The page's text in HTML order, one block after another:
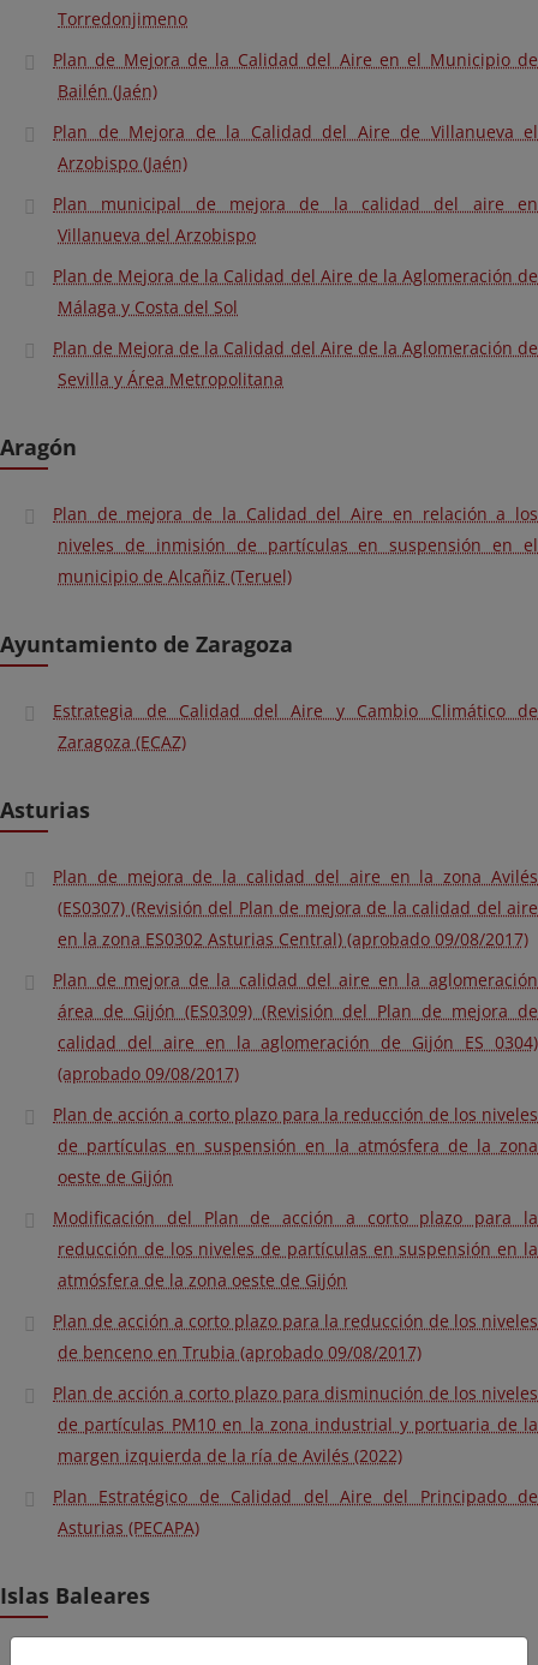
Torredonjimeno
Plan de Mejora de la Calidad del Aire en el Municipio de
Bailén (Jaén)
Plan de Mejora de la Calidad del Aire de Villanueva el
Arzobispo (Jaén)
Plan municipal de mejora de la calidad del aire en
Villanueva del Arzobispo
Plan de Mejora de la Calidad del Aire de la Aglomeración de
Málaga y Costa del Sol
Plan de Mejora de la Calidad del Aire de la Aglomeración de
Sevilla y Área Metropolitana
Aragón
Plan de mejora de la Calidad del Aire en relación a los
niveles de inmisión de partículas en suspensión en el
municipio de Alcañiz (Teruel)
Ayuntamiento de Zaragoza
Estrategia de Calidad del Aire y Cambio Climático de
Zaragoza (ECAZ)
Asturias
Plan de mejora de la calidad del aire en la zona Avilés
(ES0307) (Revisión del Plan de mejora de la calidad del aire
en la zona ES0302 Asturias Central) (aprobado 09/08/2017)
Plan de mejora de la calidad del aire en la aglomeración
área de Gijón (ES0309) (Revisión del Plan de mejora de
calidad del aire en la aglomeración de Gijón ES 0304)
(aprobado 09/08/2017)
Plan de acción a corto plazo para la reducción de los niveles
de partículas en suspensión en la atmósfera de la zona
oeste de Gijón
Modificación del Plan de acción a corto plazo para la
reducción de los niveles de partículas en suspensión en la
atmósfera de la zona oeste de Gijón
Plan de acción a corto plazo para la reducción de los niveles
de benceno en Trubia (aprobado 09/08/2017)
Plan de acción a corto plazo para disminución de los niveles
de partículas PM10 en la zona industrial y portuaria de la
margen izquierda de la ría de Avilés (2022)
Plan Estratégico de Calidad del Aire del Principado de
Asturias (PECAPA)
Islas Baleares